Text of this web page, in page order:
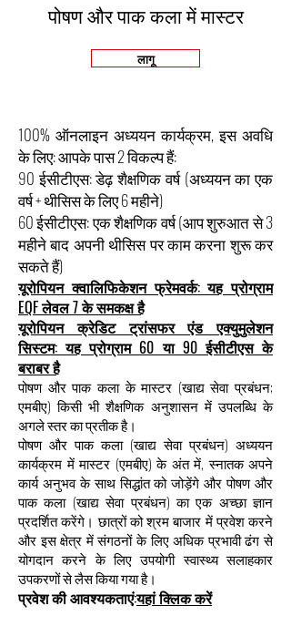
पोषण और पाक कला में मास्टर
लागू
100% ऑनलाइन अध्ययन कार्यक्रम, इस अवधि
के लिए: आपके पास 2 विकल्प हैं:
90 ईसीटीएस: डेढ़ शैक्षणिक वर्ष (अध्ययन का एक
वर्ष + थीसिस के लिए 6 महीने)
60 ईसीटीएस: एक शैक्षणिक वर्ष (आप शुरुआत से 3
महीने बाद अपनी थीसिस पर काम करना शुरू कर
सकते हैं)
यूरोपियन क्वालिफिकेशन फ्रेमवर्क: यह प्रोग्राम
EQF लेवल 7 के समकक्ष है
यूरोपियन क्रेडिट ट्रांसफर एंड एक्युमुलेशन
सिस्टम: यह प्रोग्राम 60 या 90 ईसीटीएस के
बराबर है
पोषण और पाक कला के मास्टर (खाद्य सेवा प्रबंधन;
एमबीए) किसी भी शैक्षणिक अनुशासन में उपलब्धि के
अगले स्तर का प्रतीक है।
पोषण और पाक कला (खाद्य सेवा प्रबंधन) अध्ययन
कार्यक्रम में मास्टर (एमबीए) के अंत में, स्नातक अपने
कार्य अनुभव के साथ सिद्धांत को जोड़ेंगे और पोषण और
पाक कला (खाद्य सेवा प्रबंधन) का एक अच्छा ज्ञान
प्रदर्शित करेंगे। छात्रों को श्रम बाजार में प्रवेश करने
और इस क्षेत्र में संगठनों के लिए अधिक प्रभावी ढंग से
योगदान करने के लिए उपयोगी स्वास्थ्य सलाहकार
उपकरणों से लैस किया गया है।
प्रवेश की आवश्यकताएं:यहां क्लिक करें